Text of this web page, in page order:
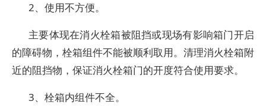
2、使用不方便。
主要体现在消火栓箱被阻挡或现场有影响箱门开启
的障碍物，栓箱组件不能被顺利取用。清理消火栓箱附
近的阻挡物，保证消火栓箱门的开度符合使用要求。
3、栓箱内组件不全。